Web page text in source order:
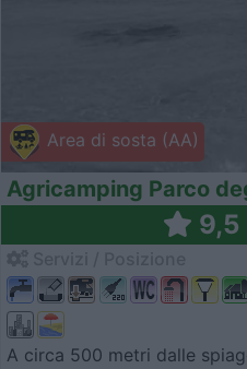
Area di sosta (AA)
Agricamping Parco
9,5
A circa 500 metri dalle